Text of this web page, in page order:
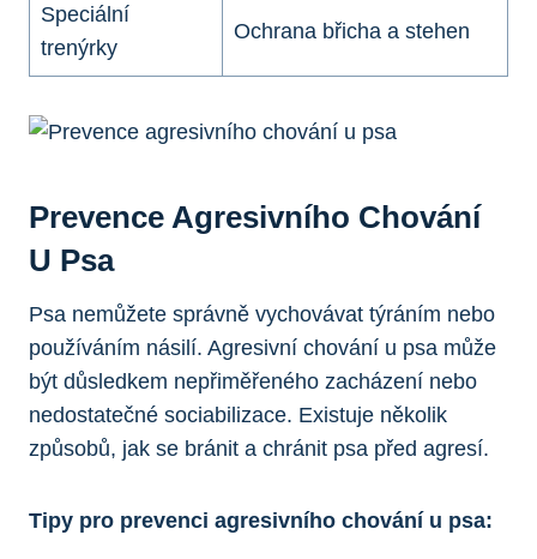
Speciální
trenýrky
Ochrana břicha a stehen
Prevence Agresivního Chování
U Psa
Psa nemůžete správně vychovávat týráním nebo
používáním násilí. Agresivní chování u psa může
být důsledkem nepřiměřeného zacházení nebo
nedostatečné sociabilizace. Existuje několik
způsobů, jak se bránit a chránit psa před agresí.
Tipy pro prevenci agresivního chování u psa: